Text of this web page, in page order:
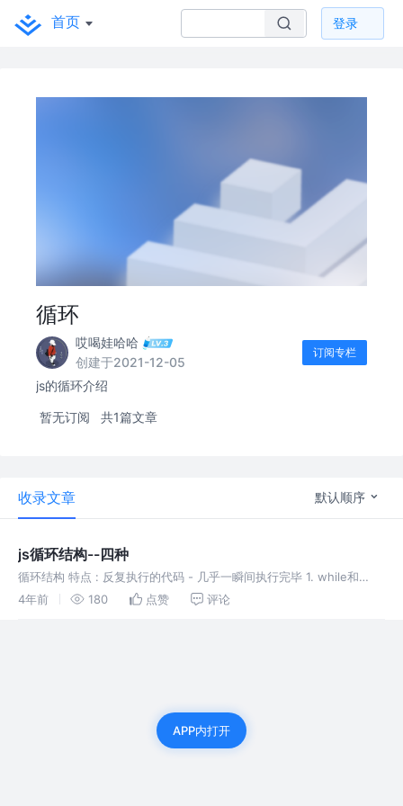
首页 登录
循环
哎喝娃哈哈
创建于2021-12-05
订阅专栏
js的循环介绍
暂无订阅 共1篇文章
收录文章 默认顺序
js循环结构--四种
循环结构 特点 : 反复执行的代码 - 几乎一瞬间执行完毕 1. while和
do..while 2.for 3.swicth
4年前 180 点赞 评论
APP内打开